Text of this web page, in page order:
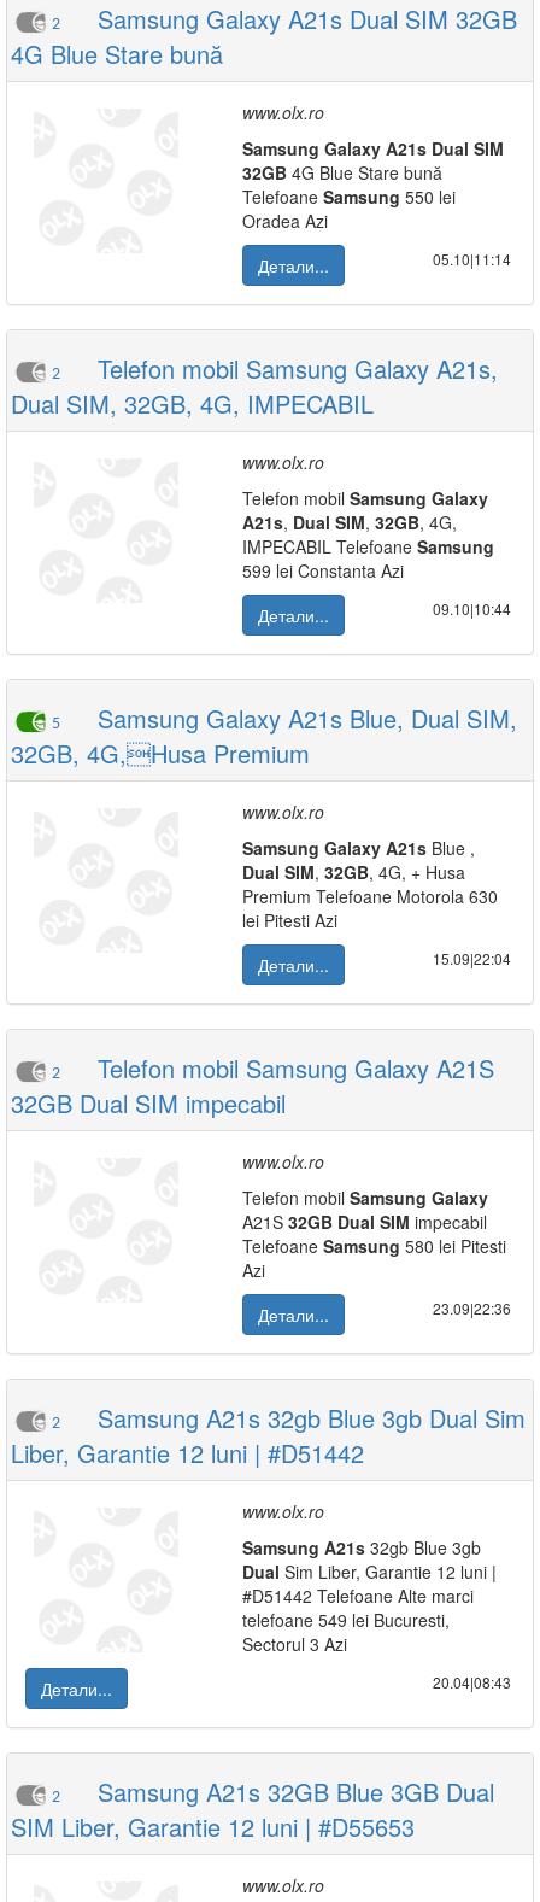
2
Samsung Galaxy A21s Dual SIM 32GB
4G Blue Stare bună
www.olx.ro
Samsung Galaxy A21s Dual SIM
32GB 4G Blue Stare bună
Telefoane Samsung 550 lei
Oradea Azi
Детали...
05.10|11:14
2
Telefon mobil Samsung Galaxy A21s,
Dual SIM, 32GB, 4G, IMPECABIL
www.olx.ro
Telefon mobil Samsung Galaxy
A21s, Dual SIM, 32GB, 4G,
IMPECABIL Telefoane Samsung
599 lei Constanta Azi
Детали...
09.10|10:44
5
Samsung Galaxy A21s Blue, Dual SIM,
32GB, 4G,Husa Premium
www.olx.ro
Samsung Galaxy A21s Blue ,
Dual SIM, 32GB, 4G, + Husa
Premium Telefoane Motorola 630
lei Pitesti Azi
Детали...
15.09|22:04
2
Telefon mobil Samsung Galaxy A21S
32GB Dual SIM impecabil
www.olx.ro
Telefon mobil Samsung Galaxy
A21S 32GB Dual SIM impecabil
Telefoane Samsung 580 lei Pitesti
Azi
Детали...
23.09|22:36
2
Samsung A21s 32gb Blue 3gb Dual Sim
Liber, Garantie 12 luni | #D51442
www.olx.ro
Samsung A21s 32gb Blue 3gb
Dual Sim Liber, Garantie 12 luni |
#D51442 Telefoane Alte marci
telefoane 549 lei Bucuresti,
Sectorul 3 Azi
Детали...
20.04|08:43
2
Samsung A21s 32GB Blue 3GB Dual
SIM Liber, Garantie 12 luni | #D55653
www.olx.ro